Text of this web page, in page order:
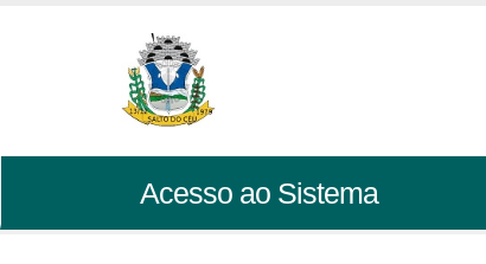
Acesso ao Sistema